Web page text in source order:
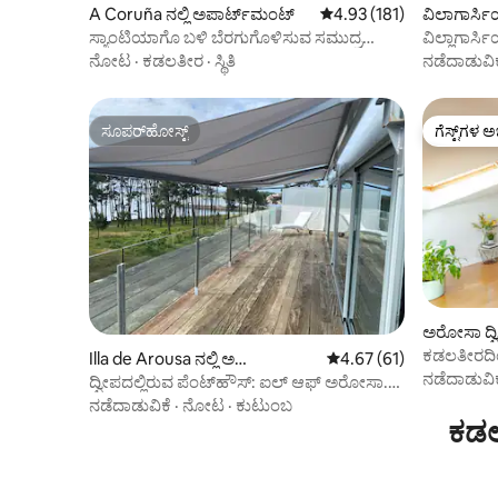
A Coruña ನಲ್ಲಿ ಅಪಾರ್ಟ್‌ಮಂಟ್ 5 ರಲ್ಲಿ 4.93 ಸರಾಸರಿ
4.93 (181)
ಸ್ಯಾಂಟಿಯಾಗೊ ಬಳಿ ಬೆರಗುಗೊಳಿಸುವ ಸಮುದ್ರ
ನೋಟ
ನೋಟ · ಕಡಲತೀರ · ಸ್ಥಿತಿ
ಸೂಪರ್‌ಹೋಸ್ಟ್
ಸೂಪರ್‌ಹೋಸ್ಟ್
Illa de Arousa ನಲ್ಲಿ ಅ
ಪಾರ್ಟ್‌ಮಂಟ್
5 ರಲ್ಲಿ 4.67 ಸರಾಸರಿ
4.67 (61)
ದ್ವೀಪದಲ್ಲಿರುವ ಪೆಂಟ್‌ಹೌಸ್: ಐಲ್ ಆಫ್ ಅರೋಸಾ.
ಪೂಲ್ ಮತ್ತು ಪ್ಲೇಯಾ
ನಡೆದಾಡುವಿಕೆ · ನೋಟ · ಕುಟುಂಬ
ಗೆಸ್ಟ್‌ಗಳ
ಗೆಸ್ಟ್‌ಗಳ
ಅರೋಸಾ